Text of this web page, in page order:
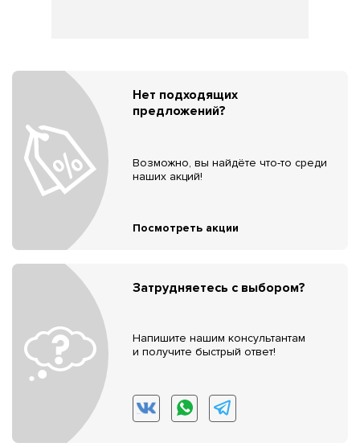
Нет подходящих
предложений?
Возможно, вы найдёте что-то среди
наших акций!
Посмотреть акции
Затрудняетесь с выбором?
Напишите нашим консультантам
и получите быстрый ответ!